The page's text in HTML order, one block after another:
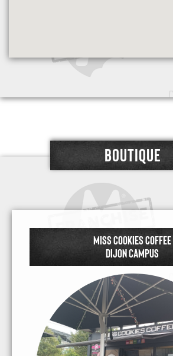
BOUTIQUE
MISS COOKIES COFFEE
DIJON CAMPUS